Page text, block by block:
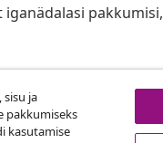
iganädalasi pakkumisi,
Lepingust taganemine
ja
pakkumiseks
kasutamise